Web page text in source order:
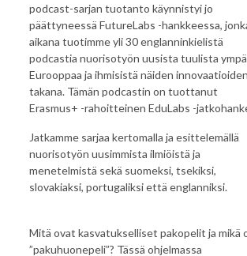
podcast-sarjan tuotanto käynnistyi jo
päättyneessä FutureLabs -hankkeessa,
aikana tuotimme yli 30 englanninkielistä
podcastia nuorisotyön uusista tuulista
Eurooppaa ja ihmisistä näiden
takana. Tämän podcastin on tuottanut
Erasmus+ -rahoitteinen EduLabs -
Jatkamme sarjaa kertomalla ja esittelemällä
nuorisotyön uusimmista ilmiöistä ja
menetelmistä sekä suomeksi, tsekiksi,
slovakiaksi, portugaliksi että englanniksi.
Mitä ovat kasvatukselliset pakopelit ja mikä
”pakuhuonepeli”? Tässä ohjelmassa